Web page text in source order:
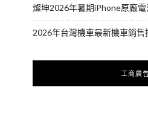
燦坤2026年暑期iPhone原廠
2026年台灣機車最新機車銷售
工商廣